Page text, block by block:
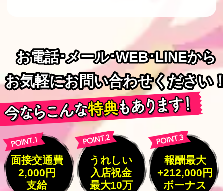
お電話･メール･WEB･LINEから
お電話･メール･WEB･LINEから
お気軽にお問い合わせください
お気軽にお問い合わせください
面接交通費
2,000円
支給
うれしい
入店祝金
最大10万
報酬最大
+212,000円
ボーナス